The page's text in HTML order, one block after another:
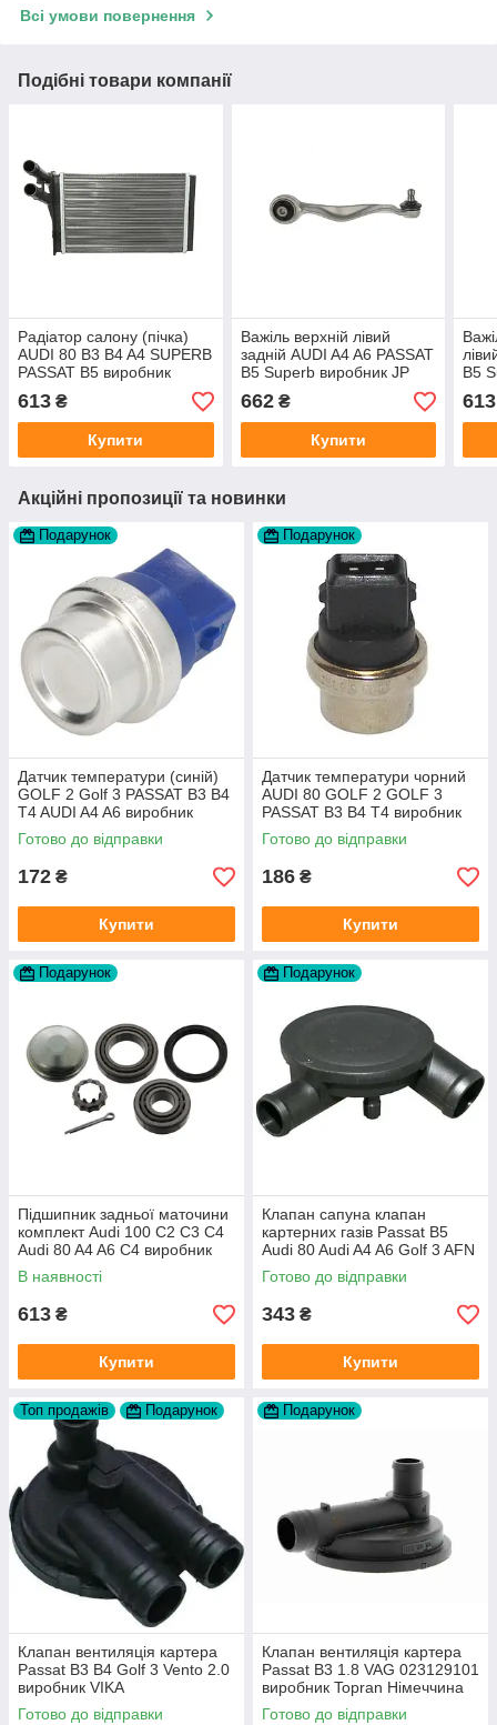
Всі умови повернення
Подібні товари компанії
Радіатор салону (пічка)
AUDI 80 B3 B4 A4 SUPERB
PASSAT B5 виробник
Tempest
613 ₴
Купити
Важіль верхній лівий
задній AUDI A4 A6 PASSAT
B5 Superb виробник JP
GROUP
662₴
Купити
B5
613
Акційні пропозиції та новинки
Подарунок
Датчик температури (синій)
GOLF 2 Golf 3 PASSAT B3 B4
T4 AUDI A4 A6 виробник
Topran Німеччина
Готово до відправки
172 ₴
Купити
Подарунок
Датчик температури чорний
AUDI 80 GOLF 2 GOLF 3
PASSAT B3 B4 T4 виробник
TOPRAN Німеччина
Готово до відправки
186 ₴
Купити
Подарунок
Підшипник задньої маточини
комплект Audi 100 C2 C3 C4
Audi 80 A4 A6 C4 виробник
FAG
В наявності
613 ₴
Купити
Подарунок
Клапан сапуна клапан
картерних газів Passat B5
Audi 80 Audi A4 A6 Golf 3 AFN
1Y AAZ 1Z AFF AEY AAZ AHB
AHU
Готово до відправки
343 ₴
Купити
Топ продажів Подарунок
Клапан вентиляція картера
Passat B3 B4 Golf 3 Vento 2.0
виробник VIKA
Готово до відправки
Подарунок
Клапан вентиляція картера
Passat B3 1.8 VAG 023129101
виробник Topran Німеччина
Готово до відправки